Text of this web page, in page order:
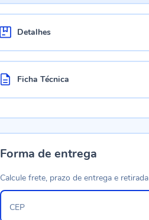
Detalhes
Ficha Técnica
Forma de entrega
Calcule frete, prazo de entrega e retirada
CEP